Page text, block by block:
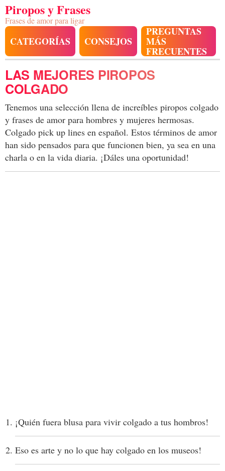
Piropos y Frases
Frases de amor para ligar
CATEGORÍAS CONSEJOS
PREGUNTAS
MÁS
FRECUENTES
LAS MEJORES PIROPOS
COLGADO
Tenemos una selección llena de increíbles piropos colgado
y frases de amor para hombres y mujeres hermosas.
Colgado pick up lines en español. Estos términos de amor
han sido pensados para que funcionen bien, ya sea en una
charla o en la vida diaria. ¡Dáles una oportunidad!
¡Quién fuera blusa para vivir colgado a tus hombros!
Eso es arte y no lo que hay colgado en los museos!